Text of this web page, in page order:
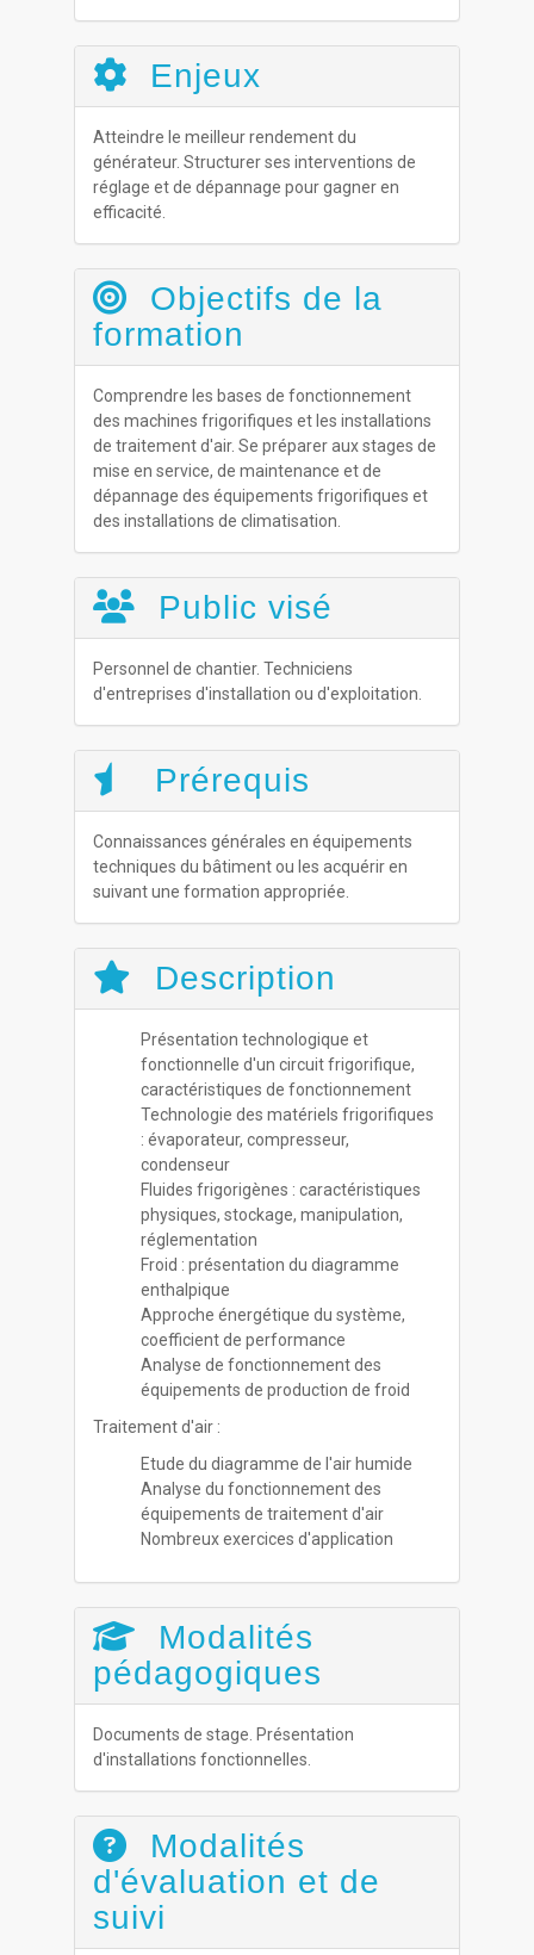
Enjeux
Atteindre le meilleur rendement du
générateur. Structurer ses interventions de
réglage et de dépannage pour gagner en
efficacité.
Objectifs de la
formation
Comprendre les bases de fonctionnement
des machines frigorifiques et les installations
de traitement d'air. Se préparer aux stages de
mise en service, de maintenance et de
dépannage des équipements frigorifiques et
des installations de climatisation.
Public visé
Personnel de chantier. Techniciens
d'entreprises d'installation ou d'exploitation.
Prérequis
Connaissances générales en équipements
techniques du bâtiment ou les acquérir en
suivant une formation appropriée.
Description
Présentation technologique et
fonctionnelle d'un circuit frigorifique,
caractéristiques de fonctionnement
Technologie des matériels frigorifiques
: évaporateur, compresseur,
condenseur
Fluides frigorigènes : caractéristiques
physiques, stockage, manipulation,
réglementation
Froid : présentation du diagramme
enthalpique
Approche énergétique du système,
coefficient de performance
Analyse de fonctionnement des
équipements de production de froid
Traitement d'air :
Etude du diagramme de l'air humide
Analyse du fonctionnement des
équipements de traitement d'air
Nombreux exercices d'application
Modalités
pédagogiques
Documents de stage. Présentation
d'installations fonctionnelles.
Modalités
d'évaluation et de
suivi